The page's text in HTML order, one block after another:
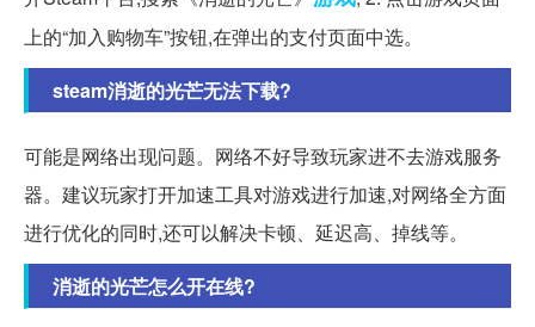
上的“加入购物车”按钮,在弹出的支付页面中选。
steam消逝的光芒无法下载?
可能是网络出现问题。网络不好导致玩家进不去游戏服务
器。建议玩家打开加速工具对游戏进行加速,对网络全方面
进行优化的同时,还可以解决卡顿、延迟高、掉线等。
消逝的光芒怎么开在线?